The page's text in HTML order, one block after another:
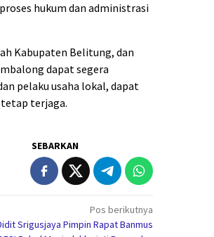
hukum dan administrasi
Kabupaten Belitung, dan
dapat segera
pelaku usaha lokal, dapat
terjaga.
SEBARKAN
Pos berikutnya
Srigusjaya Pimpin Rapat Banmus